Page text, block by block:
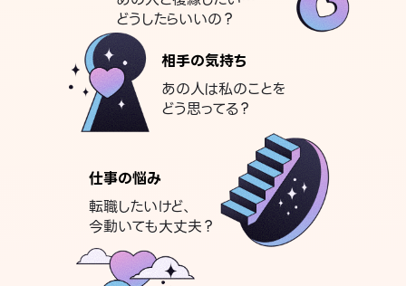
どうしたらいいの？
相手の気持ち
あの人は私のことを
どう思ってる？
仕事の悩み
転職したいけど、
今動いても大丈夫？